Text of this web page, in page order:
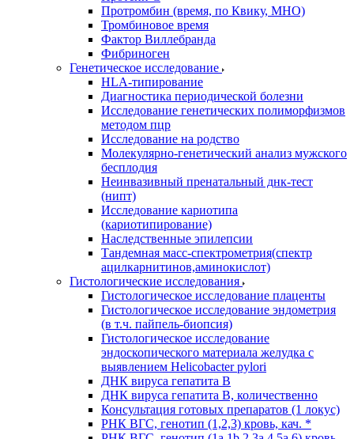
Протромбин (время, по Квику, МНО)
Тромбиновое время
Фактор Виллебранда
Фибриноген
Генетическое исследование
HLA-типирование
Диагностика периодической болезни
Исследование генетических полиморфизмов
методом пцр
Исследование на родство
Молекулярно-генетический анализ мужского
бесплодия
Неинвазивный пренатальный днк-тест
(нипт)
Исследование кариотипа
(кариотипирование)
Наследственные эпилепсии
Тандемная масс-спектрометрия(спектр
ацилкарнитинов,аминокислот)
Гистологические исследования
Гистологическое исследование плаценты
Гистологическое исследование эндометрия
(в т.ч. пайпель-биопсия)
Гистологическое исследование
эндоскопического материала желудка с
выявлением Helicobacter pylori
ДНК вируса гепатита B
ДНК вируса гепатита B, количественно
Консультация готовых препаратов (1 локус)
РНК ВГC, генотип (1,2,3) кровь, кач. *